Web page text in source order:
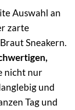
Auswahl an
zarte
Sneakern.
nicht nur
und
Tag und